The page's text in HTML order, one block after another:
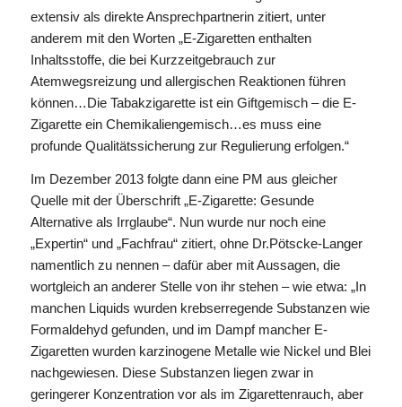
extensiv als direkte Ansprechpartnerin zitiert, unter
anderem mit den Worten „E-Zigaretten enthalten
Inhaltsstoffe, die bei Kurzzeitgebrauch zur
Atemwegsreizung und allergischen Reaktionen führen
können…Die Tabakzigarette ist ein Giftgemisch – die E-
Zigarette ein Chemikaliengemisch…es muss eine
profunde Qualitätssicherung zur Regulierung erfolgen.“
Im Dezember 2013 folgte dann eine PM aus gleicher
Quelle mit der Überschrift „E-Zigarette: Gesunde
Alternative als Irrglaube“. Nun wurde nur noch eine
„Expertin“ und „Fachfrau“ zitiert, ohne Dr.Pötscke-Langer
namentlich zu nennen – dafür aber mit Aussagen, die
wortgleich an anderer Stelle von ihr stehen – wie etwa: „In
manchen Liquids wurden krebserregende Substanzen wie
Formaldehyd gefunden, und im Dampf mancher E-
Zigaretten wurden karzinogene Metalle wie Nickel und Blei
nachgewiesen. Diese Substanzen liegen zwar in
geringerer Konzentration vor als im Zigarettenrauch, aber